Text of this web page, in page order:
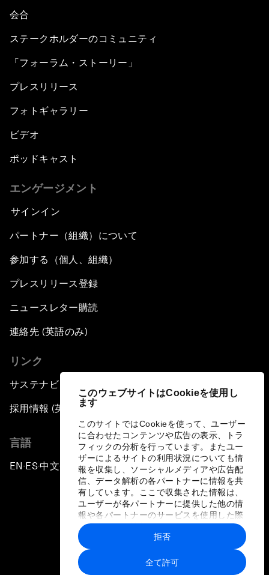
このウェブサイトはCookieを使用し
ます
このサイトではCookieを使って、ユーザー
に合わせたコンテンツや広告の表示、トラ
フィックの分析を行っています。またユー
ザーによるサイトの利用状況についても情
報を収集し、ソーシャルメディアや広告配
信、データ解析の各パートナーに情報を共
有しています。ここで収集された情報は、
ユーザーが各パートナーに提供した他の情
報や各パートナーのサービスを使用した際
に収集された情報と組み合わされ、各パー
トナーによって使用されることがありま
す。
全て許可
拒否
会合
ステークホルダーのコミュニティ
「フォーラム・ストーリー」
プレスリリース
フォトギャラリー
ビデオ
ポッドキャスト
エンゲージメント
サインイン
パートナー（組織）について
参加する（個人、組織）
プレスリリース登録
ニュースレター購読
連絡先 (英語のみ)
リンク
サステナビリティへの取り組み
採用情報 (英語のみ)
言語
EN ▪ ES▪中文▪ 日本語
プライバシーポリシーと利用規約
サイトマップ